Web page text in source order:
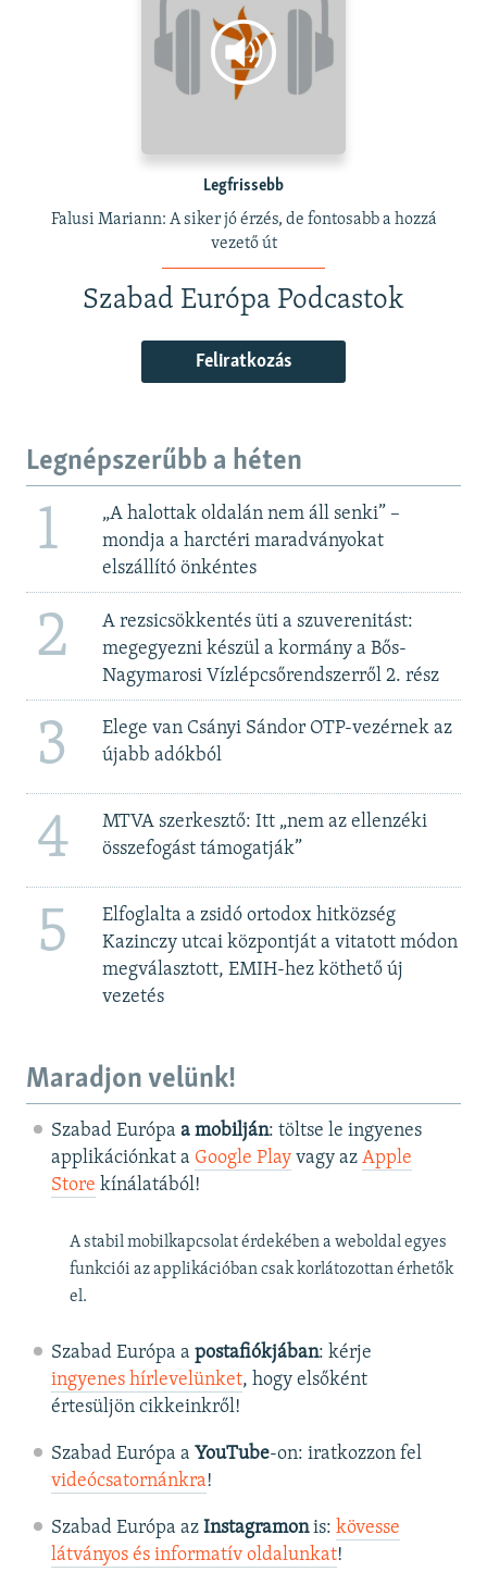
Legfrissebb
Falusi Mariann: A siker jó érzés, de fontosabb a hozzá
vezető út
Szabad Európa Podcastok
Feliratkozás
Legnépszerűbb a héten
1
„A halottak oldalán nem áll senki” –
mondja a harctéri maradványokat
elszállító önkéntes
2
A rezsicsökkentés üti a szuverenitást:
megegyezni készül a kormány a Bős-
Nagymarosi Vízlépcsőrendszerről 2. rész
3
Elege van Csányi Sándor OTP-vezérnek az
újabb adókból
4
MTVA szerkesztő: Itt „nem az ellenzéki
összefogást támogatják”
5
Elfoglalta a zsidó ortodox hitközség
Kazinczy utcai központját a vitatott módon
megválasztott, EMIH-hez köthető új
vezetés
Maradjon velünk!
Szabad Európa a mobilján: töltse le ingyenes
applikációnkat a Google Playvagy az Apple
Store kínálatából!
A stabil mobilkapcsolat érdekében a weboldal egyes
funkciói az applikációban csak korlátozottan érhetők
el.
Szabad Európa a postafiókjában: kérje
ingyenes hírlevelünket, hogy elsőként
értesüljön cikkeinkről!
Szabad Európa a YouTube-on: iratkozzon fel
videócsatornánkra!
Szabad Európa az Instagramonis: kövesse
látványos és informatív oldalunkat! ​